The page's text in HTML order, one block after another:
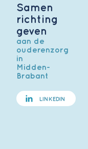
Samen
richting
geven
aan de
ouderenzorg
in
Midden-
Brabant
LINKEDIN